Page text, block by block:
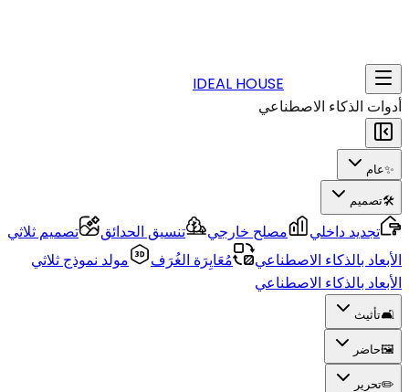
IDEAL HOUSE
أدوات الذكاء الاصطناعي
✨عام
🛠️تصميم
تجديد داخلي مصلح خارجي تنسيق الحدائق
تصميم ثلاثي
الأبعاد بالذكاء الاصطناعي
مُعَايِرَة الغُرَف
مولد نموذج ثلاثي
الأبعاد بالذكاء الاصطناعي
🛋️تأثيث
🖼️حاضر
✏️تحرير